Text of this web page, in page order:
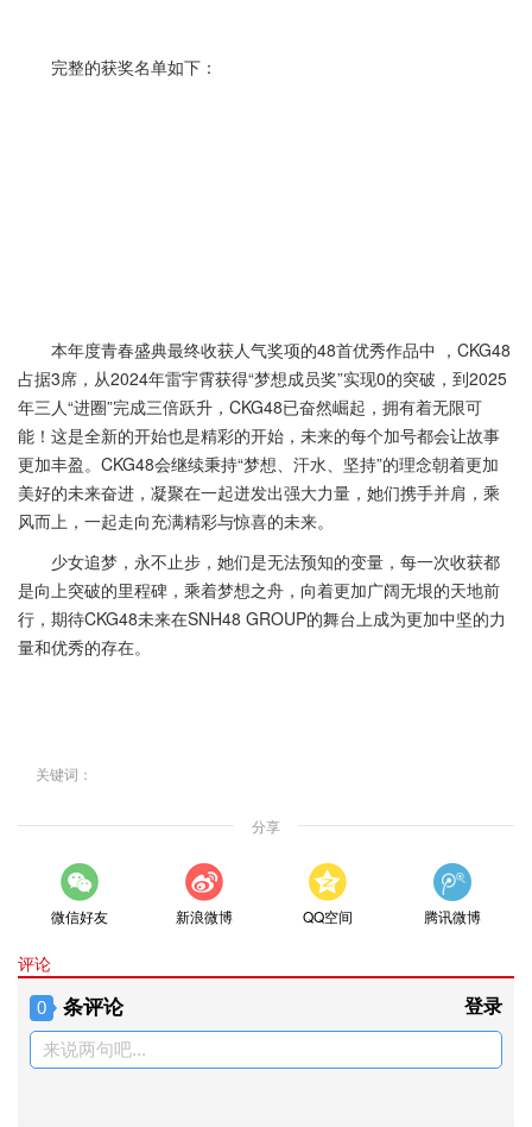
完整的获奖名单如下：
​本年度青春盛典最终收获人气奖项的48首优秀作品中 ，CKG48
占据3席，从2024年雷宇霄获得“梦想成员奖”实现0的突破，到2025
年三人“进圈”完成三倍跃升，CKG48已奋然崛起，拥有着无限可
能！这是全新的开始也是精彩的开始，未来的每个加号都会让故事
更加丰盈。CKG48会继续秉持“梦想、汗水、坚持”的理念朝着更加
美好的未来奋进，凝聚在一起迸发出强大力量，她们携手并肩，乘
风而上，一起走向充满精彩与惊喜的未来。
少女追梦，永不止步，她们是无法预知的变量，每一次收获都
是向上突破的里程碑，乘着梦想之舟，向着更加广阔无垠的天地前
行，期待CKG48未来在SNH48 GROUP的舞台上成为更加中坚的力
量和优秀的存在。
关键词：
分享
微信好友 新浪微博 QQ空间 腾讯微博
评论
0 条评论 登录
来说两句吧...